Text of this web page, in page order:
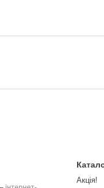
Акція!